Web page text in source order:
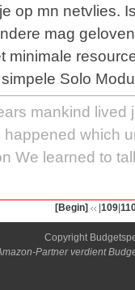
op mn netvlies.
mag
minimale
Solo
mankind lived
which
We learned to
[Begin] 109
Copyright
Partner verdient